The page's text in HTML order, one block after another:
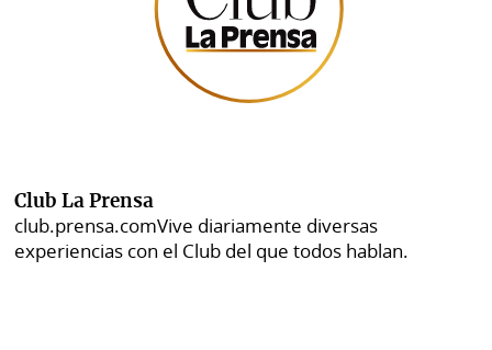
Club La Prensa
club.prensa.comVive diariamente diversas
experiencias con el Club del que todos hablan.